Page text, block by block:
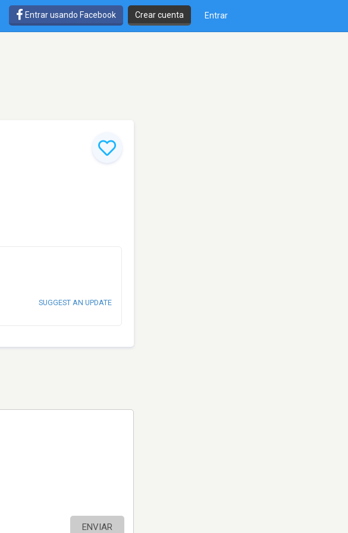
Entrar usando Facebook Crear cuenta Entrar
SUGGEST AN UPDATE
ENVIAR